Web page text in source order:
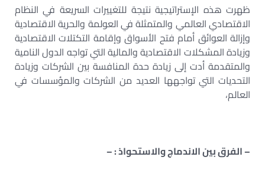
ظهرت هذه الإستراتيجية نتيجة للتغييرات السريعة في النظام
الاقتصادي العالمي والمتمثلة في العولمة والحرية الاقتصادية
وإزالة العوائق أمام فتح الأسواق وإقامة التكتلات الاقتصادية
وزيادة المشكلات الاقتصادية والمالية التي تواجه الدول النامية
والمتقدمة أدت إلى زيادة حدة المنافسة بين الشركات وزيادة
التحديات التي تواجهها العديد من الشركات والمؤسسات في
العالم،
– الفرق بين الاندماج والاستحواذ : –